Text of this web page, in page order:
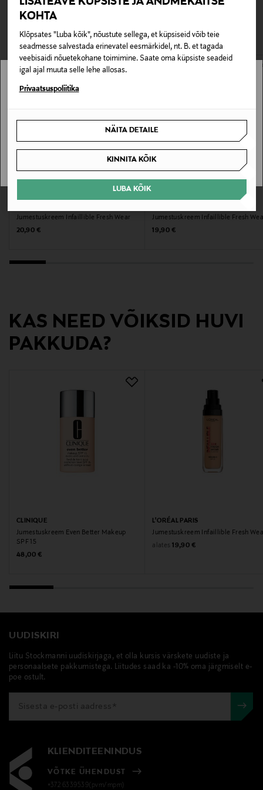
KOHTA
Klõpsates "Luba kõik", nõustute sellega, et küpsiseid võib teie
seadmesse salvestada erinevatel eesmärkidel, nt. B. et tagada
veebisaidi nõuetekohane toimimine. Saate oma küpsiste seadeid
igal ajal muuta selle lehe allosas.
Privaatsuspoliitika
NÄITA DETAILE
KINNITA KÕIK
LUBA KÕIK
Tootjamaa
ITAALIA
Valmistaja tootenumber
3600523951840
Keilaranta 13 A, 02150, Espoo, Finland
Digitaalne aadress
neuvonta@loreal.com
tagastada ainult avamata pakendis. Tagastatavad suletud
pakendis kosmeetika- ja loodustooted peavad olema
avamata originaalpakendis.
E-POE TAGASTUSED
TEISED KLIENDID
VAATASID KA
Jumestuskreem Infaillible Fresh Wear
Original Price
20,90 €
Jumestuskreem Infaillible Fresh
Original Price
19,90 €
KAS NEED VÕIKSID HUVI
PAKKUDA?
CLINIQUE
Jumestuskreem Even Better Makeup
SPF 15
Original Price
48,00 €
L'ORÉAL PARIS
Jumestuskreem Infaillible Fresh
alates Original Price
19,90 €
UUDISKIRI
Liitu Stockmanni uudiskirjaga, et olla kursis värskete uudiste ja
personaalsete pakkumistega. Liitudes saad ka -10% oma järgmiselt e-
poe ostult.
KLIENDITEENINDUS
VÕTKE ÜHENDUST
+372 6339539(pvm/mpm)
Stockmann pole Sinu riigis saadaval.
SAAN ARU